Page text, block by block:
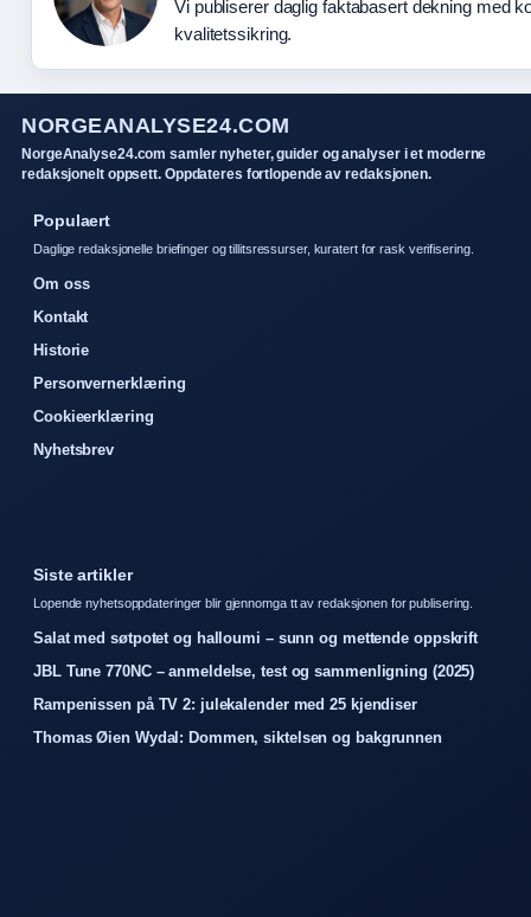
Vi publiserer daglig faktabasert dekning med
kvalitetssikring.
NORGEANALYSE24.COM
NorgeAnalyse24.com samler nyheter, guider og analyser i et moderne
redaksjonelt oppsett. Oppdateres fortlopende av redaksjonen.
Populaert
Daglige redaksjonelle briefinger og tillitsressurser, kuratert for rask verifisering.
Om oss
Kontakt
Historie
Personvernerklæring
Cookieerklæring
Nyhetsbrev
Siste artikler
Lopende nyhetsoppdateringer blir gjennomga tt av redaksjonen for publisering.
Salat med søtpotet og halloumi – sunn og mettende oppskrift
JBL Tune 770NC – anmeldelse, test og sammenligning (2025)
Rampenissen på TV 2: julekalender med 25 kjendiser
Thomas Øien Wydal: Dommen, siktelsen og bakgrunnen